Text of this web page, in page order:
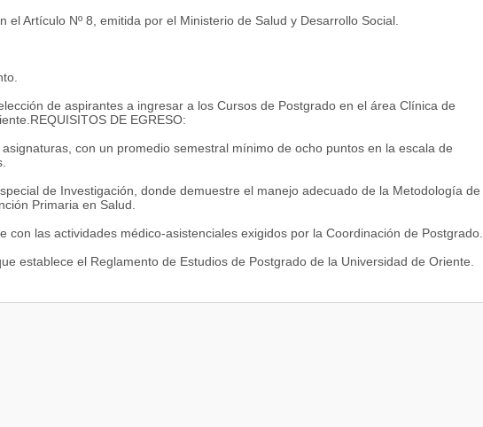
el Artículo Nº 8, emitida por el Ministerio de Salud y Desarrollo Social.
de aspirantes a ingresar a los Cursos de Postgrado en el área Clínica de
DE EGRESO:
con un promedio semestral mínimo de ocho puntos en la escala de
de Investigación, donde demuestre el manejo adecuado de la Metodología de
Primaria en Salud.
con las actividades médico-asistenciales exigidos por la Coordinación de Postgrado.
establece el Reglamento de Estudios de Postgrado de la Universidad de Oriente.